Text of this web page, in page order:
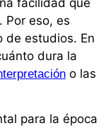
Por eso, es
de estudios. En
dura la
o las
para la época